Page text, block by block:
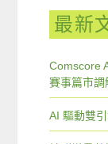
最新
Comscore
賽事篇市調
AI 驅動雙